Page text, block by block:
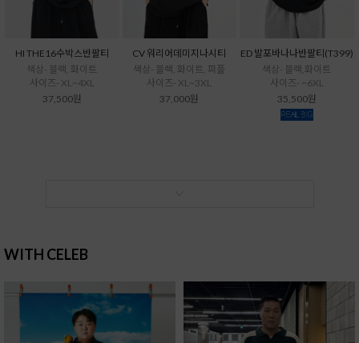
HI THE16수박스반팔티
색상- 블랙, 화이트
사이즈- XL~4XL
37,500원
CV 워리어데미지나시티
색상- 블랙, 화이트, 퍼플
사이즈- XL~3XL
37,000원
ED 발포바나나반팔티(T399)
색상- 블랙,화이트
사이즈- ~6XL
35,500원
WITH CELEB